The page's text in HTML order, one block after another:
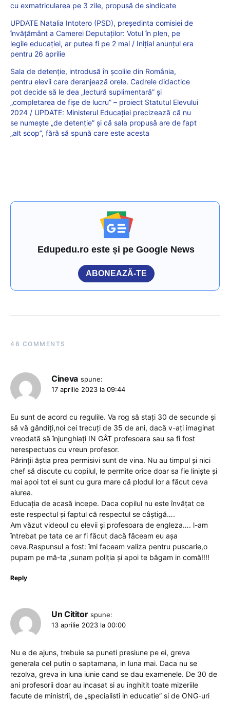
cu exmatricularea pe 3 zile, propusă de sindicate
UPDATE Natalia Intotero (PSD), președinta comisiei de
învățământ a Camerei Deputaților: Votul în plen, pe
legile educației, ar putea fi pe 2 mai / Inițial anunțul era
pentru 26 aprilie
Sala de detenție, introdusă în școlile din România,
pentru elevii care deranjează orele. Cadrele didactice
pot decide să le dea „lectură suplimentară” și
„completarea de fișe de lucru” – proiect Statutul Elevului
2024 / UPDATE: Ministerul Educației precizează că nu
se numește „de detenție” și că sala propusă are de fapt
„alt scop”, fără să spună care este acesta
Edupedu.ro este și pe Google News
ABONEAZĂ-TE
48 COMMENTS
Cineva spune:
17 aprilie 2023 la 09:44
Eu sunt de acord cu regulile. Va rog să stați 30 de secunde și
să vă gândiți,noi cei trecuți de 35 de ani, dacă v-ați imaginat
vreodată să înjunghiați IN GÂT profesoara sau sa fi fost
nerespectuos cu vreun profesor.
Părinții ăștia prea permisivi sunt de vina. Nu au timpul și nici
chef să discute cu copilul, le permite orice doar sa fie liniște și
mai apoi tot ei sunt cu gura mare că plodul lor a făcut ceva
aiurea.
Educația de acasă incepe. Daca copilul nu este învățat ce
este respectul și faptul că respectul se câștigă….
Am văzut videoul cu elevii și profesoara de engleza…. l-am
întrebat pe tata ce ar fi făcut dacă făceam eu așa
ceva.Raspunsul a fost: îmi faceam valiza pentru puscarie,o
pupam pe mă-ta ,sunam poliția și apoi te băgam in comă!!!!
Reply
Un Cititor spune:
13 aprilie 2023 la 00:00
Nu e de ajuns, trebuie sa puneti presiune pe ei, greva
generala cel putin o saptamana, in luna mai. Daca nu se
rezolva, greva in luna iunie cand se dau examenele. De 30 de
ani profesorii doar au incasat si au inghitit toate mizeriile
facute de ministrii, de „specialisti in educatie” si de ONG-uri